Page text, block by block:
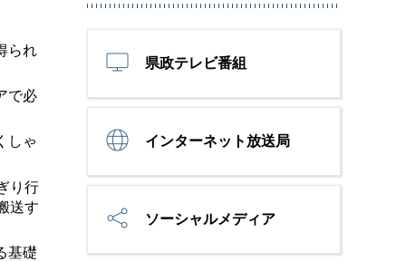
られ
で必
しゃ
り行
送す
基礎
県政テレビ番組
インターネット放送局
ソーシャルメディア